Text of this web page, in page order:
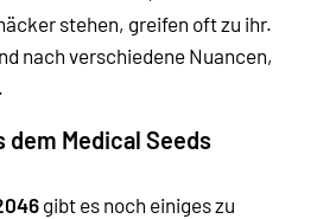
stehen, greifen oft zu ihr.
nach verschiedene Nuancen,
Medical Seeds
gibt es noch einiges zu